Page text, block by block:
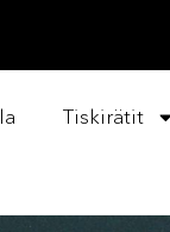
Tiskirätit